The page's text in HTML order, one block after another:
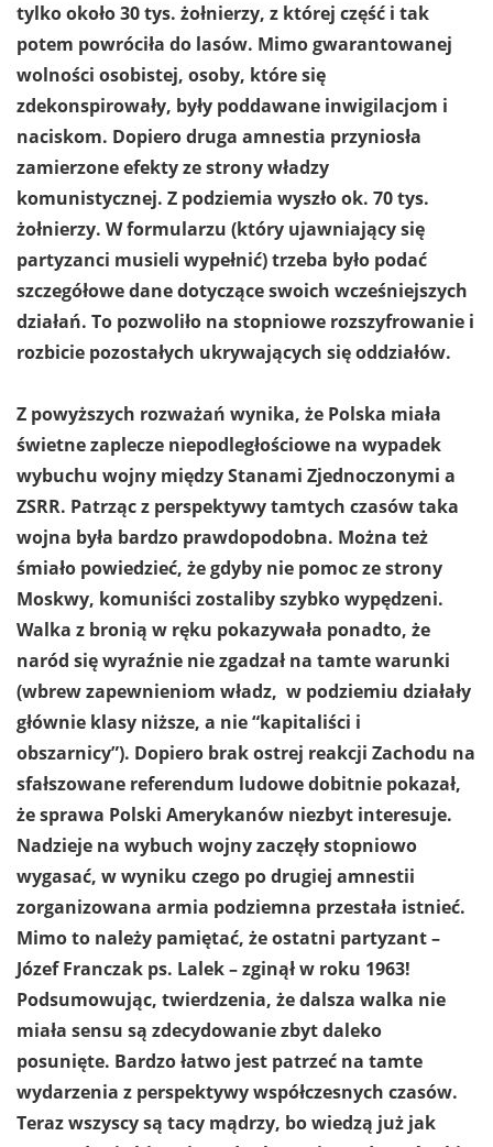
tylko około 30 tys. żołnierzy, z której część i tak
potem powróciła do lasów. Mimo gwarantowanej
wolności osobistej, osoby, które się
zdekonspirowały, były poddawane inwigilacjom i
naciskom. Dopiero druga amnestia przyniosła
zamierzone efekty ze strony władzy
komunistycznej. Z podziemia wyszło ok. 70 tys.
żołnierzy. W formularzu (który ujawniający się
partyzanci musieli wypełnić) trzeba było podać
szczegółowe dane dotyczące swoich wcześniejszych
działań. To pozwoliło na stopniowe rozszyfrowanie i
rozbicie pozostałych ukrywających się oddziałów.
Z powyższych rozważań wynika, że Polska miała
świetne zaplecze niepodległościowe na wypadek
wybuchu wojny między Stanami Zjednoczonymi a
ZSRR. Patrząc z perspektywy tamtych czasów taka
wojna była bardzo prawdopodobna. Można też
śmiało powiedzieć, że gdyby nie pomoc ze strony
Moskwy, komuniści zostaliby szybko wypędzeni.
Walka z bronią w ręku pokazywała ponadto, że
naród się wyraźnie nie zgadzał na tamte warunki
(wbrew zapewnieniom władz, w podziemiu działały
głównie klasy niższe, a nie “kapitaliści i
obszarnicy”). Dopiero brak ostrej reakcji Zachodu na
sfałszowane referendum ludowe dobitnie pokazał,
że sprawa Polski Amerykanów niezbyt interesuje.
Nadzieje na wybuch wojny zaczęły stopniowo
wygasać, w wyniku czego po drugiej amnestii
zorganizowana armia podziemna przestała istnieć.
Mimo to należy pamiętać, że ostatni partyzant –
Józef Franczak ps. Lalek – zginął w roku 1963!
Podsumowując, twierdzenia, że dalsza walka nie
miała sensu są zdecydowanie zbyt daleko
posunięte. Bardzo łatwo jest patrzeć na tamte
wydarzenia z perspektywy współczesnych czasów.
Teraz wszyscy są tacy mądrzy, bo wiedzą już jak